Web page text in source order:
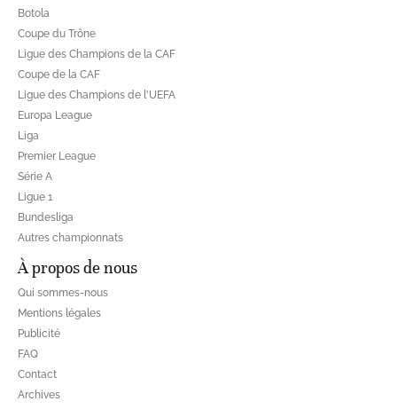
Botola
Coupe du Trône
Ligue des Champions de la CAF
Coupe de la CAF
Ligue des Champions de l'UEFA
Europa League
Liga
Premier League
Série A
Ligue 1
Bundesliga
Autres championnats
À propos de nous
Qui sommes-nous
Mentions légales
Publicité
FAQ
Contact
Archives